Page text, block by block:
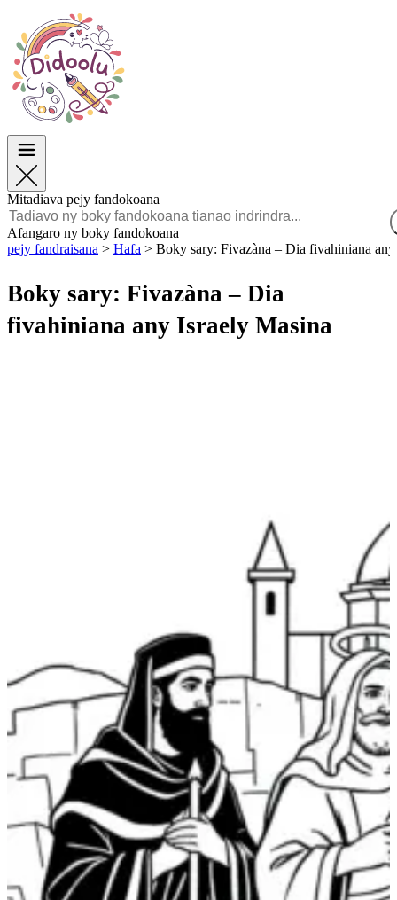
Paska
TOP Sokajy
Ho an’ny Zazalahy
Ho an’ny Zazavavy
Malagasy
POLSKI
FRANÇAIS
MALAGASY
TIẾNG VIỆT
Paska
TOP Sokajy
Ho an’ny Zazalahy
Ho an’ny Zazavavy
Mitadiava pejy fandokoana
Afangaro ny boky fandokoana
pejy fandraisana > Hafa > Boky sary: Fivazàna – Dia fivahiniana
Boky sary: Fivazàna – Dia
fivahiniana any Israely Masina